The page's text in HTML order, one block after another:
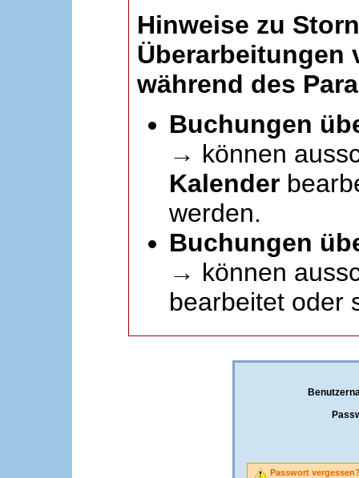
Hinweise zu
Überarbeitungen
während des
Buchungen
→ können
Kalender
werden.
Buchungen
→ können
bearbeitet oder
Passwort